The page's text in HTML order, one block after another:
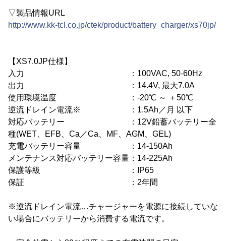
▽製品情報URL
http://www.kk-tcl.co.jp/ctek/product/battery_charger/xs70jp/
【XS7.0JP仕様】
入力 ：100VAC, 50-60Hz
出力 ：14.4V, 最大7.0A
使用環境温度 ：-20℃ ～ ＋50℃
逆流ドレイン電流※ ：1.5Ah／月 以下
対応バッテリー ：12V鉛蓄バッテリー全
種(WET、EFB、Ca／Ca、MF、AGM、GEL)
充電バッテリー容量 ：14-150Ah
メンテナンス対応バッテリー容量：14-225Ah
保護等級 ：IP65
保証 ：2年間
※逆流ドレイン電流…チャージャーを電源に接続していな
い場合にバッテリーから消費する電流です。